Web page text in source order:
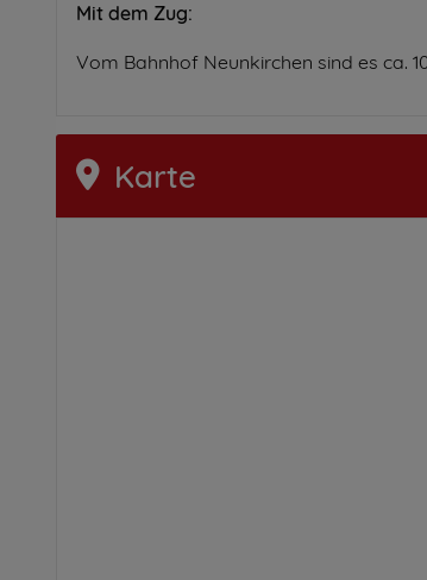
Mit dem Zug:
Vom Bahnhof Neunkirchen sind es ca.
Karte